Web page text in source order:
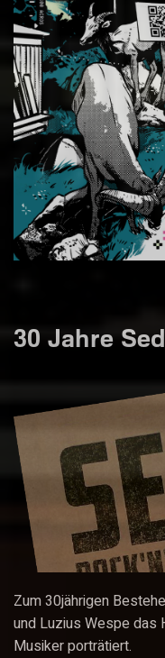
30 Jahre
Zum 30jährigen
und Luzius Wespe das
Musiker porträtiert.